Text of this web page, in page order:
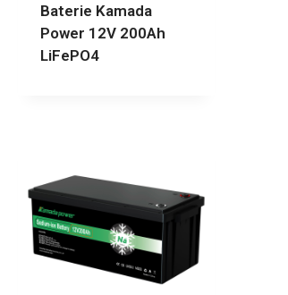
Baterie Kamada
Power 12V 200Ah
LiFePO4